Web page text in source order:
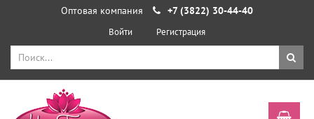
Оптовая компания +7 (3822) 30-44-40
Войти Регистрация